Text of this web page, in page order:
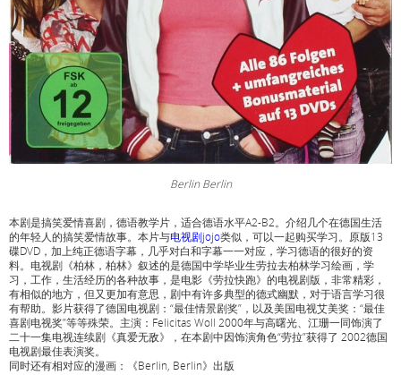
Berlin Berlin
本剧是搞笑爱情喜剧，德语教学片，适合德语水平A2-B2。介绍几个在德国生活
的年轻人的搞笑爱情故事。本片与电视剧jojo类似，可以一起购买学习。原版13
碟DVD，加上纯正德语字幕，几乎对白和字幕一一对应，学习德语的很好的资
料。电视剧《柏林，柏林》叙述的是德国中学毕业生劳拉去柏林学习绘画，学
习，工作，生活经历的各种故事，是电影《劳拉快跑》的电视剧版，非常精彩，
有相似的地方，但又更加有意思，剧中有许多典型的德式幽默，对于语言学习很
有帮助。影片获得了德国电视剧：“最佳情景剧奖”，以及美国电视艾美奖：“最佳
喜剧电视奖”等等殊荣。主演：Felicitas Woll 2000年与高曙光、江珊一同饰演了
二十一集电视连续剧《真爱无敌》，在本剧中因饰演角色“劳拉”获得了 2002德国
电视剧最佳表演奖。
同时还有相对应的漫画：《Berlin, Berlin》出版